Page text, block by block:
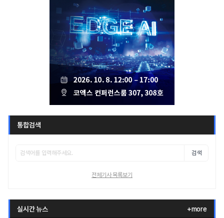
통합검색
검색
전체기사 목록보기
실시간 뉴스 +more